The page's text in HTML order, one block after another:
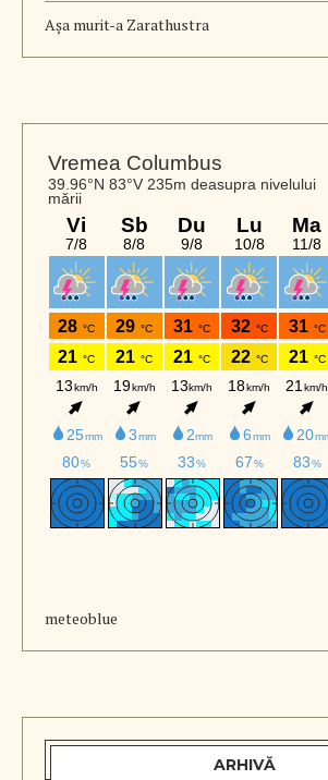
Aşa murit-a Zarathustra
meteoblue
ARHIVĂ